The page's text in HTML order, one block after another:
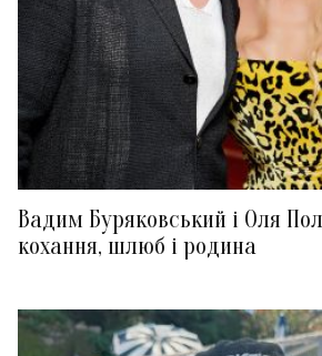
Вадим Буряковський і Оля
кохання, шлюб і родина